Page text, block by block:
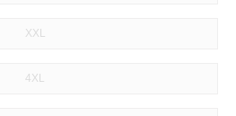
XXL
4XL